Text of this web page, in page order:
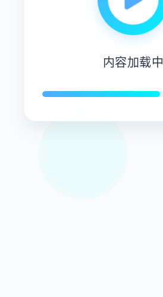
内容加载中